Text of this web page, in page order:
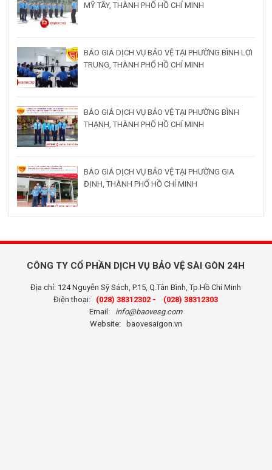
MỸ TÂY, THÀNH PHỐ HỒ CHÍ MINH
BÁO GIÁ DỊCH VỤ BẢO VỆ TẠI PHƯỜNG BÌNH LỢI
TRUNG, THÀNH PHỐ HỒ CHÍ MINH
BÁO GIÁ DỊCH VỤ BẢO VỆ TẠI PHƯỜNG BÌNH
THẠNH, THÀNH PHỐ HỒ CHÍ MINH
BÁO GIÁ DỊCH VỤ BẢO VỆ TẠI PHƯỜNG GIA
ĐỊNH, THÀNH PHỐ HỒ CHÍ MINH
CÔNG TY CỔ PHẦN DỊCH VỤ BẢO VỆ SÀI GÒN 24H
Địa chỉ: 124 Nguyễn Sỹ Sách, P.15, Q.Tân Bình, Tp.Hồ Chí Minh
Điện thoại: (028) 38312302 -
(028) 38312303
Email: info@baovesg.com
Website:
baovesaigon.vn